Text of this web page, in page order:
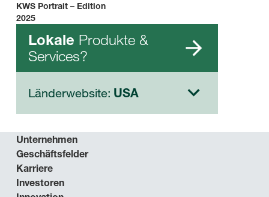
KWS Portrait – Edition
2025
Lokale Produkte &
Services?
Länderwebsite: USA
Unternehmen
Geschäftsfelder
Karriere
Investoren